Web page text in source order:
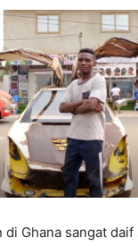
di Ghana sangat